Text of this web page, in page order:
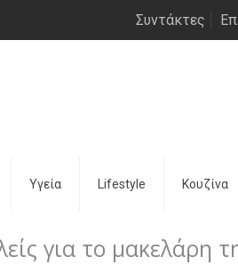
Συντάκτες
Υγεία Lifestyle Κουζίνα
για το μακελάρη